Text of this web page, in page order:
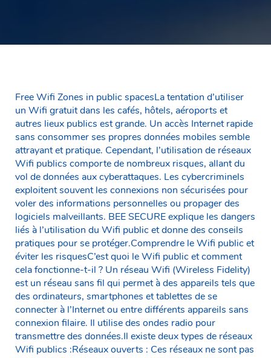
Free Wifi Zones in public spacesLa tentation d’utiliser
un Wifi gratuit dans les cafés, hôtels, aéroports et
autres lieux publics est grande. Un accès Internet rapide
sans consommer ses propres données mobiles semble
attrayant et pratique. Cependant, l’utilisation de réseaux
Wifi publics comporte de nombreux risques, allant du
vol de données aux cyberattaques. Les cybercriminels
exploitent souvent les connexions non sécurisées pour
voler des informations personnelles ou propager des
logiciels malveillants. BEE SECURE explique les dangers
liés à l’utilisation du Wifi public et donne des conseils
pratiques pour se protéger.Comprendre le Wifi public et
éviter les risquesC’est quoi le Wifi public et comment
cela fonctionne-t-il ? Un réseau Wifi (Wireless Fidelity)
est un réseau sans fil qui permet à des appareils tels que
des ordinateurs, smartphones et tablettes de se
connecter à l’Internet ou entre différents appareils sans
connexion filaire. Il utilise des ondes radio pour
transmettre des données.Il existe deux types de réseaux
Wifi publics :Réseaux ouverts : Ces réseaux ne sont pas